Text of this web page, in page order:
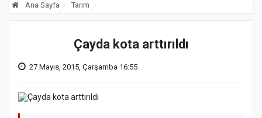
Ana Sayfa Tarım
Çayda kota arttırıldı
27 Mayıs, 2015, Çarşamba 16:55